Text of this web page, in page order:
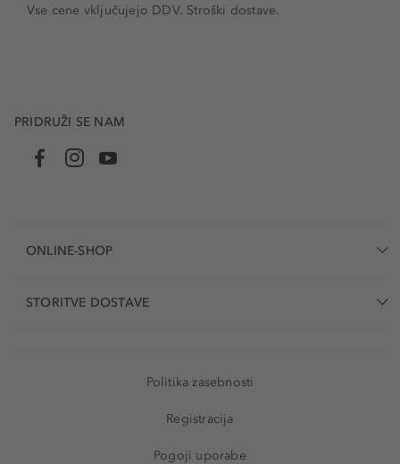
Vse cene vključujejo DDV. Stroški dostave.
PRIDRUŽI SE NAM
ONLINE-SHOP
STORITVE DOSTAVE
Politika zasebnosti
Registracija
Pogoji uporabe